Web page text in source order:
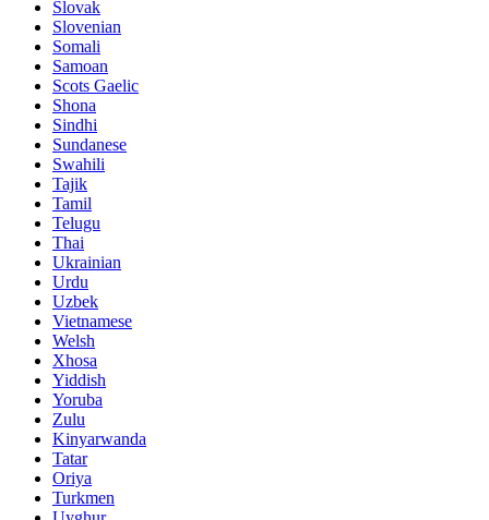
Slovak
Slovenian
Somali
Samoan
Scots Gaelic
Shona
Sindhi
Sundanese
Swahili
Tajik
Tamil
Telugu
Thai
Ukrainian
Urdu
Uzbek
Vietnamese
Welsh
Xhosa
Yiddish
Yoruba
Zulu
Kinyarwanda
Tatar
Oriya
Turkmen